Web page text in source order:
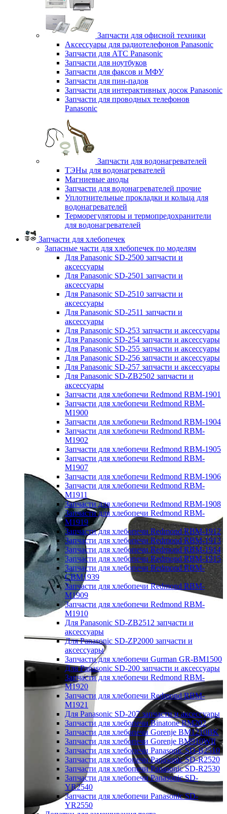
Запчасти для офисной техники
Аксессуары для радиотелефонов Panasonic
Запчасти для АТС Panasonic
Запчасти для ноутбуков
Запчасти для факсов и МФУ
Запчасти для пин-падов
Запчасти для интерактивных досок Panasonic
Запчасти для проводных телефонов
Panasonic
Запчасти для водонагревателей
ТЭНы для водонагревателей
Магниевые аноды
Запчасти для водонагревателей прочие
Уплотнительные прокладки и кольца для
водонагревателей
Терморегуляторы и термопредохранители
для водонагревателей
Запчасти для хлебопечек
Запасные части для хлебопечек по моделям
Для Panasonic SD-2500 запчасти и
аксессуары
Для Panasonic SD-2501 запчасти и
аксессуары
Для Panasonic SD-2510 запчасти и
аксессуары
Для Panasonic SD-2511 запчасти и
аксессуары
Для Panasonic SD-253 запчасти и аксессуары
Для Panasonic SD-254 запчасти и аксессуары
Для Panasonic SD-255 запчасти и аксессуары
Для Panasonic SD-256 запчасти и аксессуары
Для Panasonic SD-257 запчасти и аксессуары
Для Panasonic SD-ZB2502 запчасти и
аксессуары
Запчасти для хлебопечи Redmond RBM-1901
Запчасти для хлебопечи Redmond RBM-
M1900
Запчасти для хлебопечи Redmond RBM-1904
Запчасти для хлебопечи Redmond RBM-
M1902
Запчасти для хлебопечи Redmond RBM-1905
Запчасти для хлебопечи Redmond RBM-
M1907
Запчасти для хлебопечи Redmond RBM-1906
Запчасти для хлебопечи Redmond RBM-
M1911
Запчасти для хлебопечи Redmond RBM-1908
Запчасти для хлебопечи Redmond RBM-
M1919
Запчасти для хлебопечи Redmond RBM-1912
Запчасти для хлебопечи Redmond RBM-1913
Запчасти для хлебопечи Redmond RBM-1914
Запчасти для хлебопечи Redmond RBM-1915
Запчасти для хлебопечи Redmond RBM-
CBM1939
Запчасти для хлебопечи Redmond RBM-
M1909
Запчасти для хлебопечи Redmond RBM-
M1910
Для Panasonic SD-ZB2512 запчасти и
аксессуары
Для Panasonic SD-ZP2000 запчасти и
аксессуары
Запчасти для хлебопечи Gurman GR-BM1500
Для Panasonic SD-200 запчасти и аксессуары
Запчасти для хлебопечи Redmond RBM-
M1920
Запчасти для хлебопечи Redmond RBM-
M1921
Для Panasonic SD-207 запчасти и аксессуары
Запчасти для хлебопечи Binatone BM202
Запчасти для хлебопечи Gorenje BM1210BK
Запчасти для хлебопечи Gorenje BM910WII
Запчасти для хлебопечи Panasonic SD-B2510
Запчасти для хлебопечи Panasonic SD-R2520
Запчасти для хлебопечи Panasonic SD-R2530
Запчасти для хлебопечи Panasonic SD-
YR2540
Запчасти для хлебопечи Panasonic SD-
YR2550